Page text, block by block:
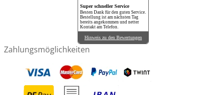
Super schneller Service
Besten Dank für den guten Service.
Bestellung ist am nächsten Tag
bereits angekommen und netter
Kontakt am Telefon.
Hinweis zu den Bewertungen
Zahlungsmöglichkeiten